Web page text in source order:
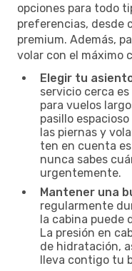
opciones para todo
preferencias, desde
premium. Además,
volar con el máximo
Elegir tu
servicio cerca
para vuelos
pasillo
las piernas y
ten en cuenta
nunca sabes
urgentemente.
Mantener una
regularmente
la cabina puede
La presión en
de hidratación,
lleva contigo tu